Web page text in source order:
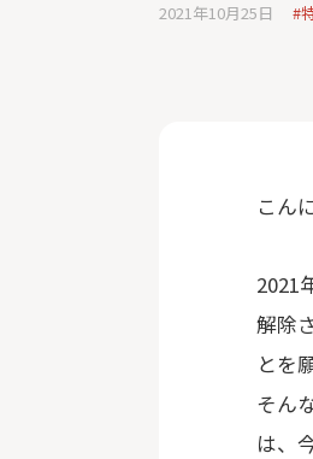
2021年10月25日 #
こん
2021
解除
とを
そん
は、